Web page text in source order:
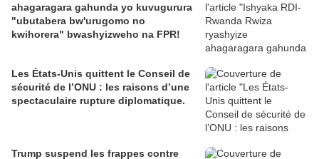
ahagaragara gahunda yo kuvugurura
"ubutabera bw'urugomo no
kwihorera" bwashyizweho na FPR!
Les États-Unis quittent le Conseil de
sécurité de l’ONU : les raisons d’une
spectaculaire rupture diplomatique.
Trump suspend les frappes contre